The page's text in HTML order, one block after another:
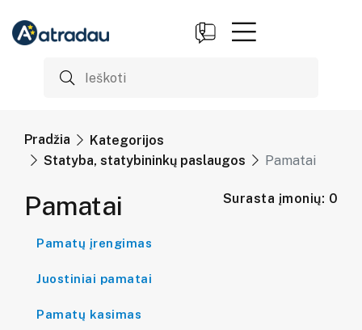
Pradžia
Kategorijos
Statyba, statybininkų paslaugos
Pamatai
Pamatai Surasta įmonių: 0
Pamatų įrengimas
Juostiniai pamatai
Pamatų kasimas